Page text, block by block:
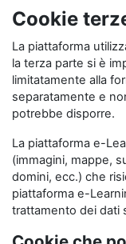
Cookie
La piattaforma
la terza parte si è
limitatamente alla
separatamente e
potrebbe disporre.
La piattaforma e-
(immagini, mappe,
domini, ecc.) che
piattaforma e-
trattamento dei dati